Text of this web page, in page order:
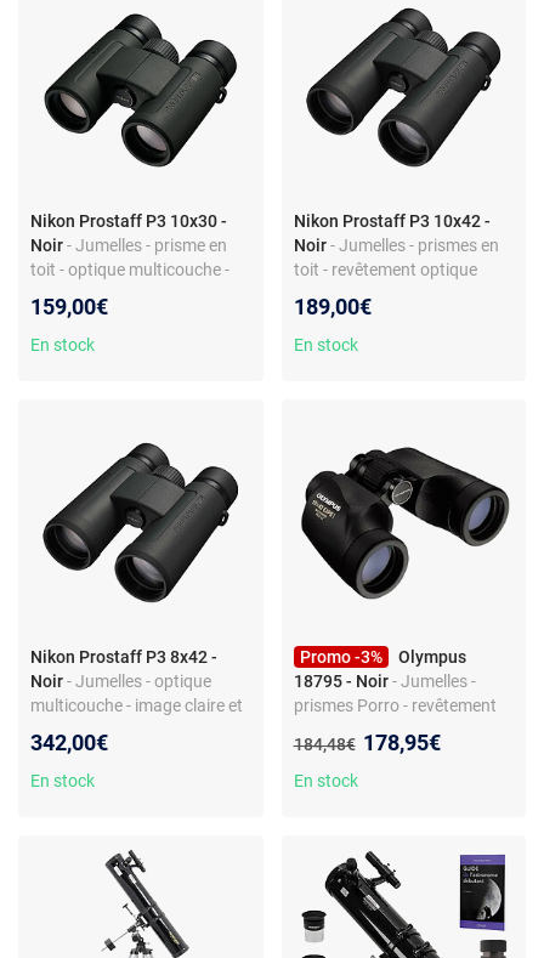
Nikon Prostaff P3 10x30 -
Noir- Jumelles - prisme en
toit - optique multicouche -
159,00€
En stock
Nikon Prostaff P3 10x42 -
Noir - Jumelles - prismes en
toit - revêtement optique
189,00€
En stock
Nikon Prostaff P3 8x42 -
Noir- Jumelles - optique
multicouche - image claire et
342,00€
En stock
Promo -3%
Olympus
18795 - Noir - Jumelles -
prismes Porro - revêtement
multicouches
Ancien prix :
184,48€ Nouveau prix :
178,95€
En stock